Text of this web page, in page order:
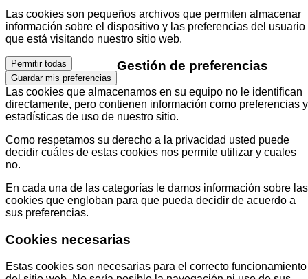
Las cookies son pequeños archivos que permiten almacenar
información sobre el dispositivo y las preferencias del usuario
que está visitando nuestro sitio web.
Permitir todas
Guardar mis preferencias
Gestión de preferencias
Las cookies que almacenamos en su equipo no le identifican
directamente, pero contienen información como preferencias y
estadísticas de uso de nuestro sitio.
Como respetamos su derecho a la privacidad usted puede
decidir cuáles de estas cookies nos permite utilizar y cuales
no.
En cada una de las categorías le damos información sobre las
cookies que engloban para que pueda decidir de acuerdo a
sus preferencias.
Cookies necesarias
Estas cookies son necesarias para el correcto funcionamiento